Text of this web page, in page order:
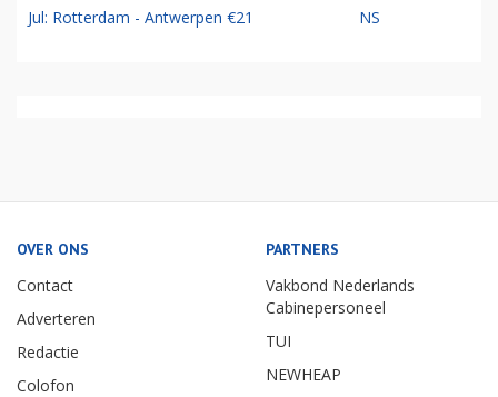
Jul: Rotterdam - Antwerpen €21 NS
OVER ONS
Contact
Adverteren
Redactie
Colofon
PARTNERS
Vakbond Nederlands
Cabinepersoneel
TUI
NEWHEAP